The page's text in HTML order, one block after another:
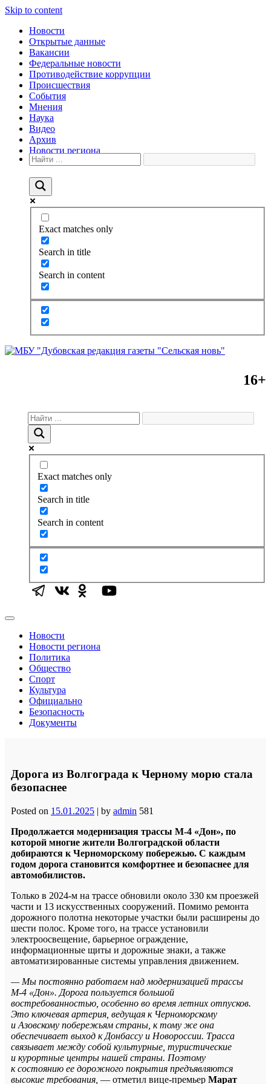
Skip to content
Новости
Открытые данные
Вакансии
Федеральные новости
Противодействие коррупции
Происшествия
События
Мнения
Наука
Видео
Архив
Новости региона
Exact matches only
Search in title
Search in content
16+
Exact matches only
Search in title
Search in content
Новости
Новости региона
Политика
Общество
Спорт
Культура
Официально
Безопасность
Документы
Дорога из Волгограда к Черному морю стала
безопаснее
Posted on 15.01.2025 | by admin 581
Продолжается модернизация трассы М-4 «Дон», по
которой многие жители Волгоградской области
добираются к Черноморскому побережью. С каждым
годом дорога становится комфортнее и безопаснее для
автомобилистов.
Только в 2024-м на трассе обновили около 330 км проезжей
части и 13 искусственных сооружений. Помимо ремонта
дорожного полотна некоторые участки были расширены до
шести полос. Кроме того, на трассе установили
электроосвещение, барьерное ограждение,
информационные щиты и дорожные знаки, а также
автоматизированные системы управления движением.
— Мы постоянно работаем над модернизацией трассы
М-4 «Дон». Дорога пользуется большой
востребованностью, особенно во время летних отпусков.
Это ключевая артерия, ведущая к Черноморскому
и Азовскому побережьям страны, к тому же она
обеспечивает выход к Донбассу и Новороссии. Трасса
связывает между собой культурные, туристические
и курортные центры нашей страны. Поэтому
к состоянию ее дорожного покрытия предъявляются
высокие требования, — отметил вице-премьер Марат